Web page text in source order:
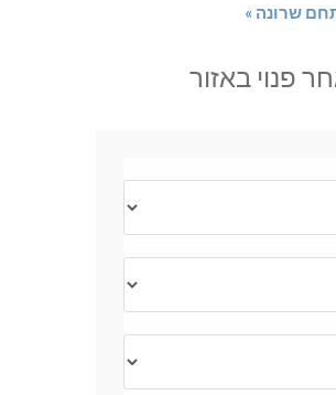
שרונה »
פנוי באזור